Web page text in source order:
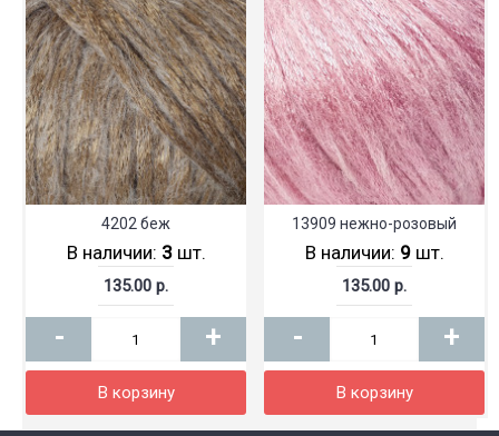
4202 беж
В наличии: 3шт.
135.00 р.
- +
В корзину
13909 нежно-розовый
В наличии: 9шт.
135.00 р.
- +
В корзину